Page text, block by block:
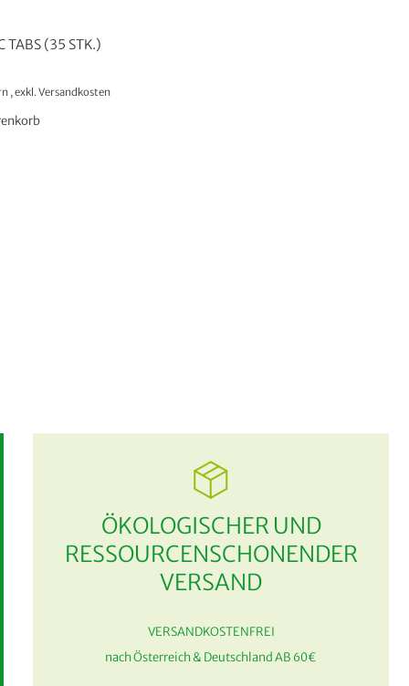
,exkl.Versandkosten
TABS (35 STK.)
ÖKOLOGISCHER UND
RESSOURCENSCHONENDER
VERSAND
VERSANDKOSTENFREI
nach Österreich & Deutschland AB 60€